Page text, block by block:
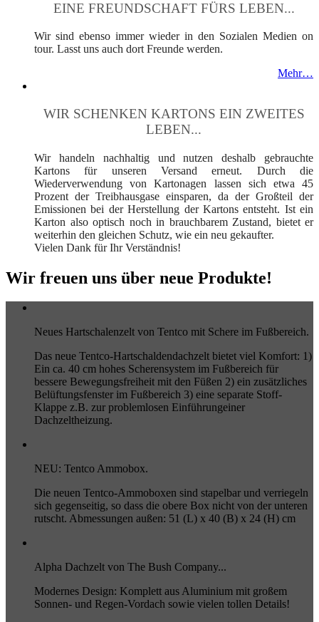
EINE FREUNDSCHAFT FÜRS LEBEN...
Wir sind ebenso immer wieder in den Sozialen Medien on
tour. Lasst uns auch dort Freunde werden.
Mehr…
WIR SCHENKEN KARTONS EIN ZWEITES
LEBEN...
Wir handeln nachhaltig und nutzen deshalb gebrauchte
Kartons für unseren Versand erneut. Durch die
Wiederverwendung von Kartonagen lassen sich etwa 45
Prozent der Treibhausgase einsparen, da der Großteil der
Emissionen bei der Herstellung der Kartons entsteht. Ist ein
Karton also optisch noch in brauchbarem Zustand, bietet er
weiterhin den gleichen Schutz, wie ein neu gekaufter.
Vielen Dank für Ihr Verständnis!
Wir freuen uns über neue Produkte!
Neues Hartschalenzelt von Tentco mit Schere im Fußbereich.
Das neue Tentco-Hartschaldendachzelt bietet viel Komfort: 1)
Ein ca. 40 cm hohes Scherensystem im Fußbereich für
bessere Bewegungsfreiheit mit den Füßen 2) ein zusätzliches
Belüftungsfenster im Fußbereich 3) eine separate Stoff-
Klappe z.B. zur problemlosen Einführungeiner
Dachzeltheizung.
NEU: Tentco Ammobox.
Die neuen Tentco-Ammoboxen sind stapelbar und verriegeln
sich gegenseitig, so dass die obere Box nicht von der unteren
rutscht. Abmessungen außen: 51 (L) x 40 (B) x 24 (H) cm
Alpha Dachzelt von The Bush Company...
Modernes Design: Komplett aus Aluminium mit großem
Sonnen- und Regen-Vordach sowie vielen tollen Details!